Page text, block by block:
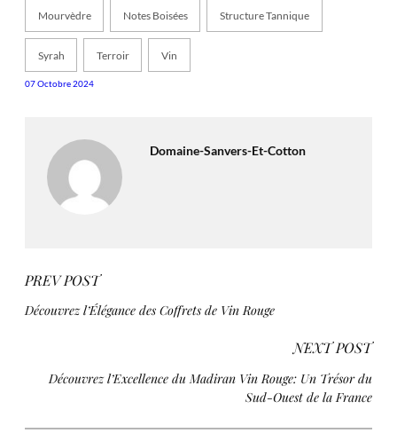
Mourvèdre Notes Boisées Structure Tannique
Syrah Terroir Vin
07 Octobre 2024
Domaine-Sanvers-Et-Cotton
PREV POST
Découvrez l’Élégance des Coffrets de Vin Rouge
NEXT POST
Découvrez l’Excellence du Madiran Vin Rouge: Un Trésor du
Sud-Ouest de la France